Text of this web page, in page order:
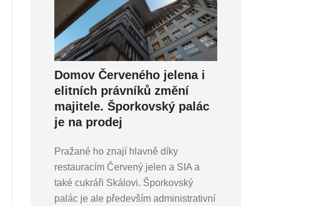
Domov Červeného jelena i
elitních právníků změní
majitele. Šporkovský palác
je na prodej
Pražané ho znají hlavně díky
restauracím Červený jelen a SIA a
také cukráři Skálovi. Šporkovský
palác je ale především administrativní